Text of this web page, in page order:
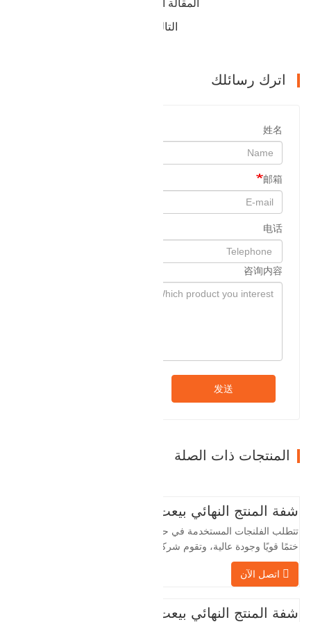
المقالة السابقة : منتجات شماعات الأنابيب
التالي : للبيع اسطوانة رئيس المنتجات
اترك رسائلك
姓名
邮箱
电话
咨询内容
发送
المنتجات ذات الصلة
شفة المنتج النهائي بيعت
تتطلب الفلنجات المستخدمة في حقول النفط
الخاصة بنا بمعالجة الفلنجات في حقول النفط
لسنوات عديدة وتقوم بتصديرها بشكل غير
لأن الصناعة المحلية ليست مثالية، فإننا نريد
اتصل الآن
شفة المنتج النهائي بيعت